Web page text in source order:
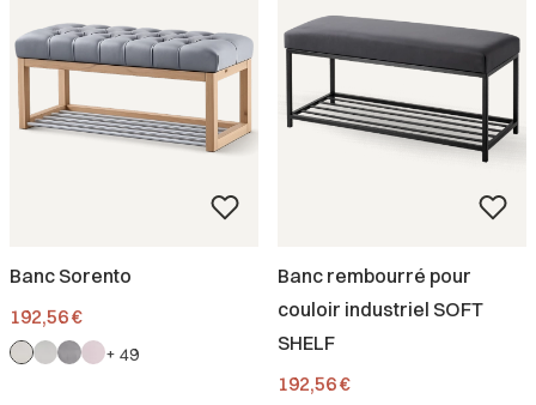
Banc Sorento
Prix
192,56 €
+ 49
Banc rembourré pour
couloir industriel SOFT
SHELF
Prix
192,56 €